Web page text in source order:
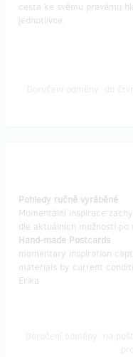
cesta ke svému pravému
jednotlivce.
Pohledy ručně vyráběné
Momentální inspirace
dle aktuálních možností po
Hand-made Postcards
momentary inspiration
materials by current
Erika